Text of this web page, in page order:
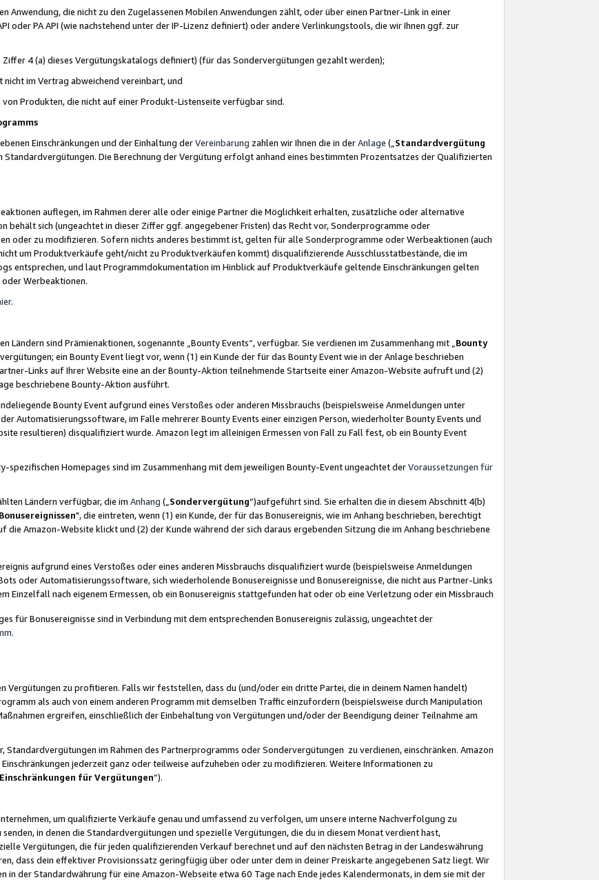
Anwendung, die nicht zu den Zugelassenen Mobilen Anwendungen zählt, oder über einen Partner-Link in einer
oder PA API (wie nachstehend unter der IP-Lizenz definiert) oder andere Verlinkungstools, die wir Ihnen ggf. zur
Ziffer 4 (a) dieses Vergütungskatalogs definiert) (für das Sondervergütungen gezahlt werden);
im Vertrag abweichend vereinbart, und
Produkten, die nicht auf einer Produkt-Listenseite verfügbar sind.
Einschränkungen und der Einhaltung derVereinbarung zahlen wir Ihnen die in derAnlage („ Standardvergütung
Standardvergütungen. Die Berechnung der Vergütung erfolgt anhand eines bestimmten Prozentsatzes der Qualifizierten
auflegen, im Rahmen derer alle oder einige Partner die Möglichkeit erhalten, zusätzliche oder alternative
behält sich (ungeachtet in dieser Ziffer ggf. angegebener Fristen) das Recht vor, Sonderprogramme oder
oder zu modifizieren. Sofern nichts anderes bestimmt ist, gelten für alle Sonderprogramme oder Werbeaktionen (auch
um Produktverkäufe geht/nicht zu Produktverkäufen kommt) disqualifizierende Ausschlusstatbestände, die im
entsprechen, und laut Programmdokumentation im Hinblick auf Produktverkäufe geltende Einschränkungen gelten
Werbeaktionen.
.
Ländern sind Prämienaktionen, sogenannte „Bounty Events“, verfügbar. Sie verdienen im Zusammenhang mit „ Bounty
ein Bounty Event liegt vor, wenn (1) ein Kunde der für das Bounty Event wie in der Anlage beschrieben
Links auf Ihrer Website eine an der Bounty-Aktion teilnehmende Startseite einer Amazon-Website aufruft und (2)
beschriebene Bounty-Aktion ausführt.
Bounty Event aufgrund eines Verstoßes oder anderen Missbrauchs (beispielsweise Anmeldungen unter
Automatisierungssoftware, im Falle mehrerer Bounty Events einer einzigen Person, wiederholter Bounty Events und
resultieren) disqualifiziert wurde. Amazon legt im alleinigen Ermessen von Fall zu Fall fest, ob ein Bounty Event
Homepages sind im Zusammenhang mit dem jeweiligen Bounty-Event ungeachtet derVoraussetzungen für
Ländern verfügbar, die im Anhang („ Sondervergütung“)aufgeführt sind. Sie erhalten die in diesem Abschnitt 4(b)
Bonusereignissen", die eintreten, wenn (1) ein Kunde, der für das Bonusereignis, wie im Anhang beschrieben, berechtigt
die Amazon-Website klickt und (2) der Kunde während der sich daraus ergebenden Sitzung die im Anhang beschriebene
aufgrund eines Verstoßes oder eines anderen Missbrauchs disqualifiziert wurde (beispielsweise Anmeldungen
oder Automatisierungssoftware, sich wiederholende Bonusereignisse und Bonusereignisse, die nicht aus Partner-Links
Einzelfall nach eigenem Ermessen, ob ein Bonusereignis stattgefunden hat oder ob eine Verletzung oder ein Missbrauch
für Bonusereignisse sind in Verbindung mit dem entsprechenden Bonusereignis zulässig, ungeachtet der
.
Vergütungen zu profitieren. Falls wir feststellen, dass du (und/oder ein dritte Partei, die in deinem Namen handelt)
als auch von einem anderen Programm mit demselben Traffic einzufordern (beispielsweise durch Manipulation
ergreifen, einschließlich der Einbehaltung von Vergütungen und/oder der Beendigung deiner Teilnahme am
Standardvergütungen im Rahmen des Partnerprogramms oder Sondervergütungen zu verdienen, einschränken. Amazon
jederzeit ganz oder teilweise aufzuheben oder zu modifizieren. Weitere Informationen zu
Einschränkungen für Vergütungen“).
um qualifizierte Verkäufe genau und umfassend zu verfolgen, um unsere interne Nachverfolgung zu
in denen die Standardvergütungen und spezielle Vergütungen, die du in diesem Monat verdient hast,
Vergütungen, die für jeden qualifizierenden Verkauf berechnet und auf den nächsten Betrag in der Landeswährung
dass dein effektiver Provisionssatz geringfügig über oder unter dem in deiner Preiskarte angegebenen Satz liegt. Wir
der Standardwährung für eine Amazon-Webseite etwa 60 Tage nach Ende jedes Kalendermonats, in dem sie mit der